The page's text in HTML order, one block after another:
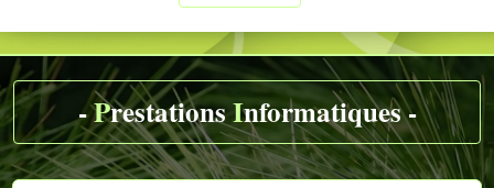
-PrestationsInformatiques -